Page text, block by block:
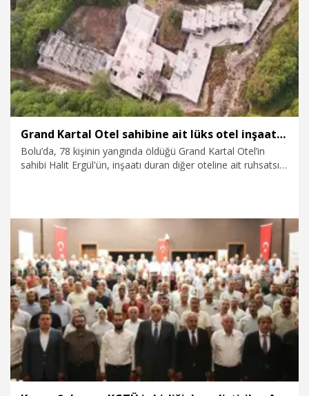
28.07.2026 Politika
Grand Kartal Otel sahibine ait lüks otel inşaatındaki kaçak yapı yıkıldı
Bolu’da, 78 kişinin yangında öldüğü Grand Kartal Otel’in
sahibi Halit Ergül'ün, inşaatı duran diğer oteline ait ruhsatsız
28.07.2026 Gündem